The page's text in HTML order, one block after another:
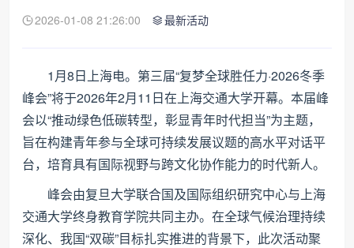
2026-01-08 21:26:00 最新活动
1月8日上海电。第三届“复梦全球胜任力·2026冬季
峰会”将于2026年2月11日在上海交通大学开幕。本届峰
会以“推动绿色低碳转型，彰显青年时代担当”为主题，
旨在构建青年参与全球可持续发展议题的高水平对话平
台，培育具有国际视野与跨文化协作能力的时代新人。
峰会由复旦大学联合国及国际组织研究中心与上海
交通大学终身教育学院共同主办。在全球气候治理持续
深化、我国“双碳”目标扎实推进的背景下，此次活动聚